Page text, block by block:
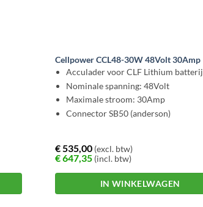
Cellpower CCL48-30W 48Volt 30Amp
Acculader voor CLF Lithium batterij
Nominale spanning: 48Volt
Maximale stroom: 30Amp
Connector SB50 (anderson)
€535,00(excl. btw)
€647,35(incl. btw)
IN WINKELWAGEN